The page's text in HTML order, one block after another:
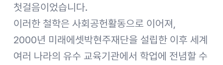
첫걸음이었습니다.
이러한 철학은 사회공헌활동으로 이어져,
2000년 미래에셋박현주재단을 설립한 이후 세계
여러 나라의 유수 교육기관에서 학업에 전념할 수